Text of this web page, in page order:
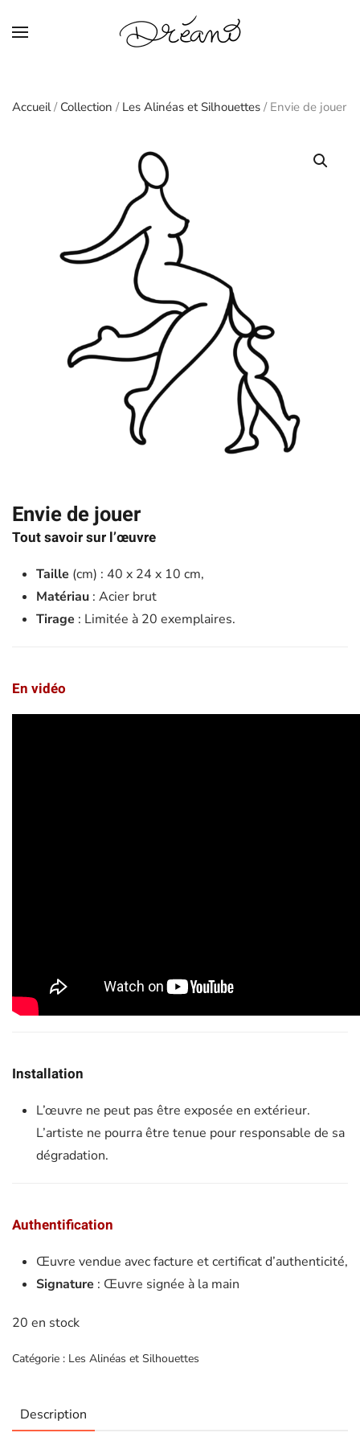
Skip to main content
Accueil/ Collection / Les Alinéas et Silhouettes / Envie de jouer
Envie de jouer
Tout savoir sur l’œuvre
Taille (cm) : 40 x 24 x 10 cm,
Matériau : Acier brut
Tirage : Limitée à 20 exemplaires.
En vidéo
Installation
L’œuvre ne peut pas être exposée en extérieur.
L’artiste ne pourra être tenue pour responsable de sa
dégradation.
Authentification
Œuvre vendue avec facture et certificat d’authenticité,
Signature : Œuvre signée à la main
20 en stock
Catégorie : Les Alinéas et Silhouettes
Description